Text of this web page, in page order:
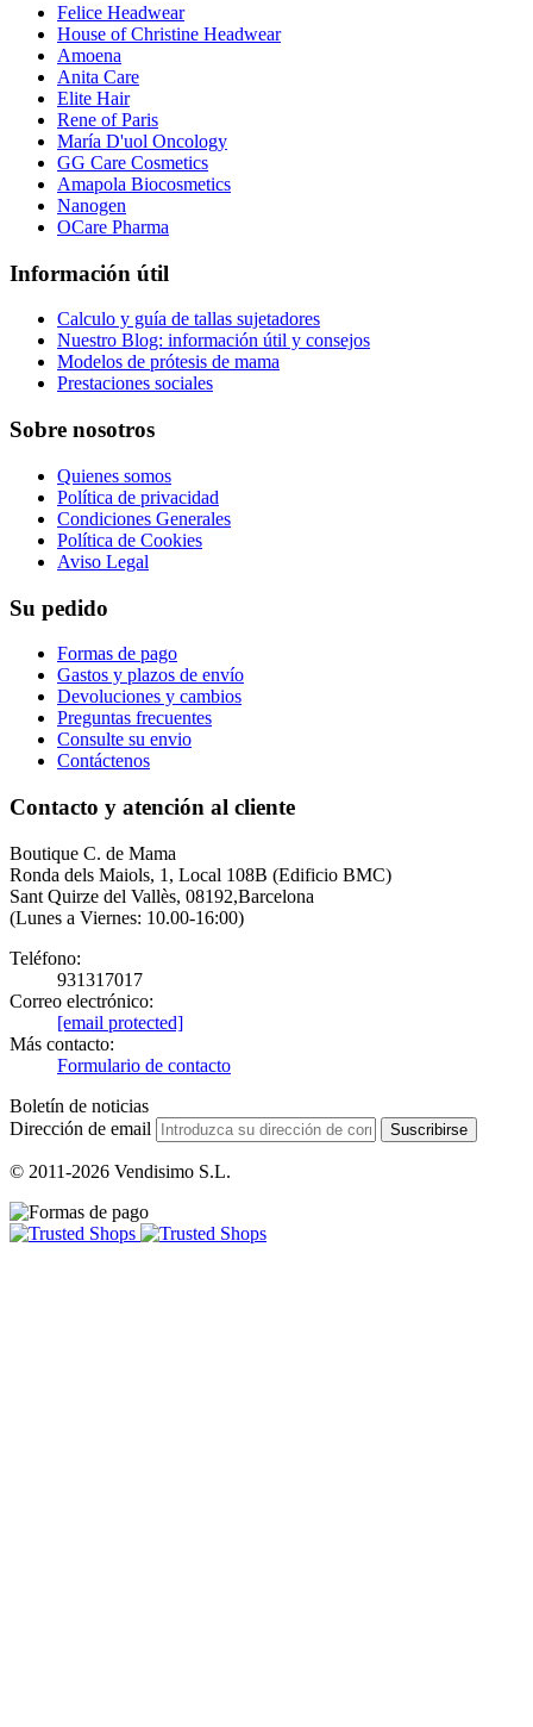
Felice Headwear
House of Christine Headwear
Amoena
Anita Care
Elite Hair
Rene of Paris
María D'uol Oncology
GG Care Cosmetics
Amapola Biocosmetics
Nanogen
OCare Pharma
Información útil
Calculo y guía de tallas sujetadores
Nuestro Blog: información útil y consejos
Modelos de prótesis de mama
Prestaciones sociales
Sobre nosotros
Quienes somos
Política de privacidad
Condiciones Generales
Política de Cookies
Aviso Legal
Su pedido
Formas de pago
Gastos y plazos de envío
Devoluciones y cambios
Preguntas frecuentes
Consulte su envio
Contáctenos
Contacto y atención al cliente
Boutique C. de Mama
Ronda dels Maiols, 1, Local 108B (Edificio BMC)
Sant Quirze del Vallès, 08192,Barcelona
(Lunes a Viernes: 10.00-16:00)
Teléfono:
931317017
Correo electrónico:
[email protected]
Más contacto:
Formulario de contacto
Boletín de noticias
Dirección de email
Suscribirse
© 2011-2026 Vendisimo S.L.